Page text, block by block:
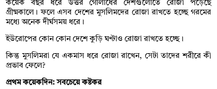
কয়েক বছর ধরে উত্তর গোলার্ধের দেশগুলোতে রোজা পড়েছে
গ্রীষ্মকালে। ফলে এসব দেশের মুসলিমদের রোজা রাখতে হচ্ছে গরমের
মধ্যে অনেক দীর্ঘসময় ধরে।
ইউরোপের কোন কোন দেশে কুড়ি ঘণ্টাও রোজা রাখতে হচ্ছে।
কিন্তু মুসলিমরা যে একমাস ধরে রোজা রাখেন, সেটা তাদের শরীরে কী
প্রভাব ফেলে?
প্রথম কয়েকদিন: সবচেয়ে কষ্টকর